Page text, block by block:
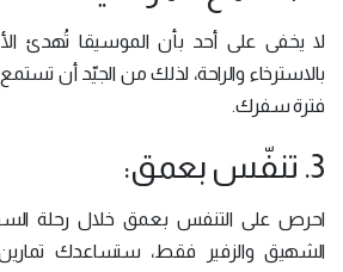
لا يخفى على أحد بأن الموسيقا تُهدئ
بالاسترخاء والراحة، لذلك من الجيّد أن
فترة سفرك.
3. تنفّس بعمق:
احرص على التنفس بعمق خلال رحلة
الشهيق والزفير فقط، ستساعدك